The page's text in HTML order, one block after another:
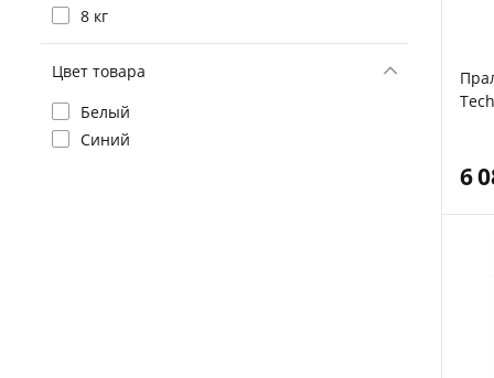
8 кг
Цвет товара
Белый
Синий
6